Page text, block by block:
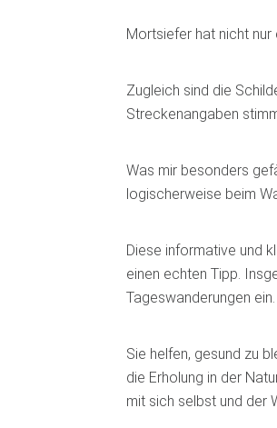
Mortsiefer hat nicht nur
Zugleich sind die
Streckenangaben
Was mir besonders
logischerweise beim
Diese informative und
einen echten Tipp.
Tageswanderungen ein.
Sie helfen, gesund zu
die Erholung in der
mit sich selbst und der